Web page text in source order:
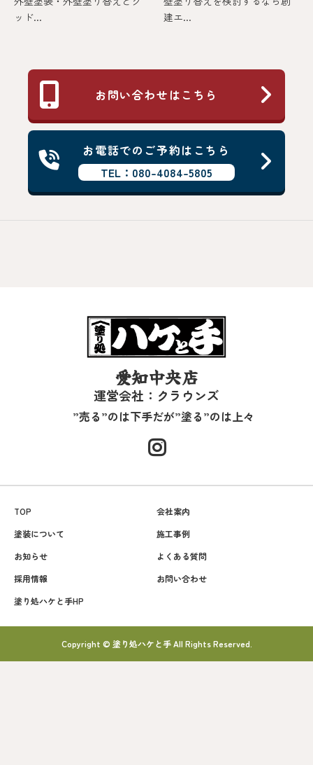
ッド...
建エ...
お問い合わせはこちら
お電話でのご予約はこちら
TEL：080-4084-5805
愛知中央店
運営会社：クラウンズ
”売る”のは下手だが”塗る”のは上々
TOP
会社案内
塗装について
施工事例
お知らせ
よくある質問
採用情報
お問い合わせ
塗り処ハケと手HP
Copyright © 塗り処ハケと手 All Rights Reserved.